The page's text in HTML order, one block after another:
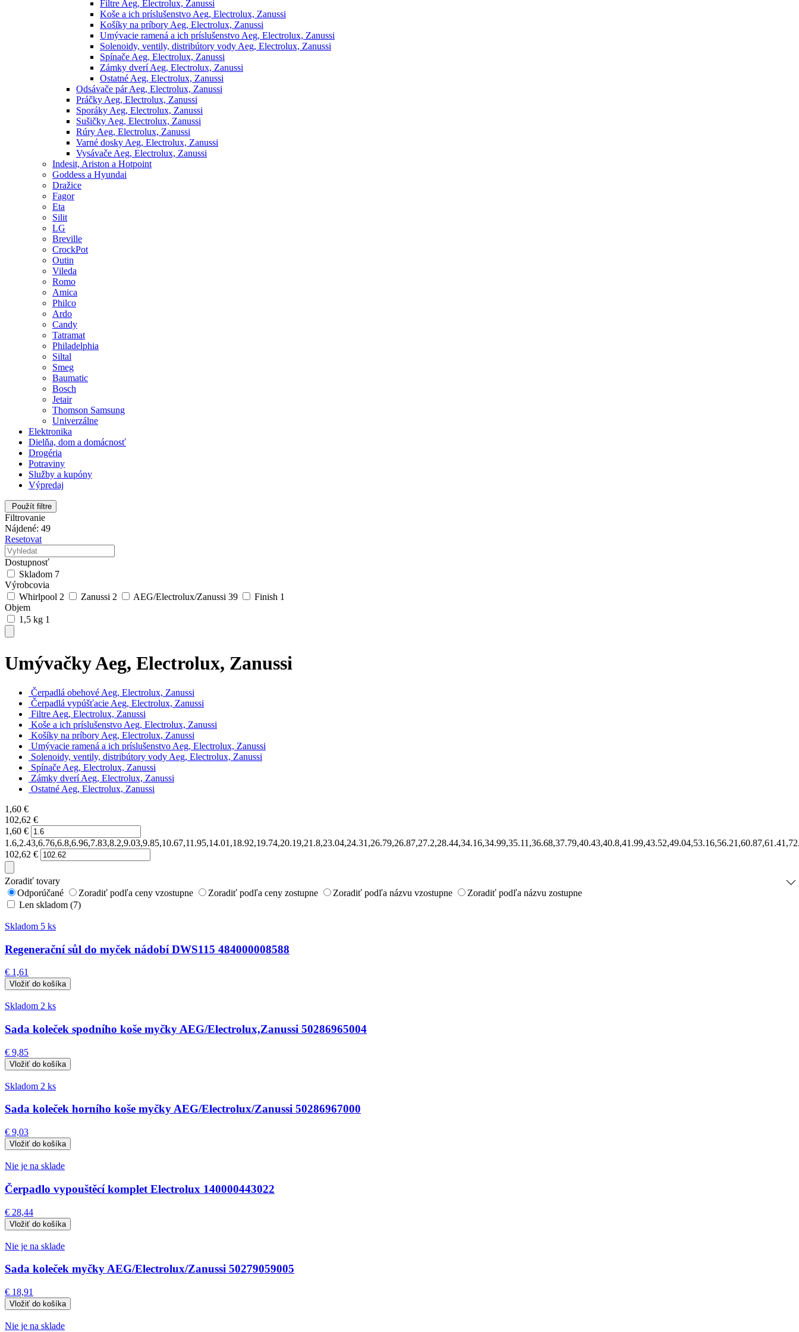
Filtre Aeg, Electrolux, Zanussi
Koše a ich príslušenstvo Aeg, Electrolux, Zanussi
Košíky na príbory Aeg, Electrolux, Zanussi
Umývacie ramená a ich príslušenstvo Aeg, Electrolux, Zanussi
Solenoidy, ventily, distribútory vody Aeg, Electrolux, Zanussi
Spínače Aeg, Electrolux, Zanussi
Zámky dverí Aeg, Electrolux, Zanussi
Ostatné Aeg, Electrolux, Zanussi
Odsávače pár Aeg, Electrolux, Zanussi
Práčky Aeg, Electrolux, Zanussi
Sporáky Aeg, Electrolux, Zanussi
Sušičky Aeg, Electrolux, Zanussi
Rúry Aeg, Electrolux, Zanussi
Varné dosky Aeg, Electrolux, Zanussi
Vysávače Aeg, Electrolux, Zanussi
Indesit, Ariston a Hotpoint
Goddess a Hyundai
Dražice
Fagor
Eta
Silit
LG
Breville
CrockPot
Outin
Vileda
Romo
Amica
Philco
Ardo
Candy
Tatramat
Philadelphia
Siltal
Smeg
Baumatic
Bosch
Jetair
Thomson Samsung
Univerzálne
Elektronika
Dielňa, dom a domácnosť
Drogéria
Potraviny
Služby a kupóny
Výpredaj
Použít filtre
Filtrovanie
Nájdené: 49
Resetovat
Dostupnosť
Skladom 7
Výrobcovia
Whirlpool 2 Zanussi 2 AEG/Electrolux/Zanussi 39 Finish 1
Objem
1,5 kg 1
Umývačky Aeg, Electrolux, Zanussi
Čerpadlá obehové Aeg, Electrolux, Zanussi
Čerpadlá vypúšťacie Aeg, Electrolux, Zanussi
Filtre Aeg, Electrolux, Zanussi
Koše a ich príslušenstvo Aeg, Electrolux, Zanussi
Košíky na príbory Aeg, Electrolux, Zanussi
Umývacie ramená a ich príslušenstvo Aeg, Electrolux, Zanussi
Solenoidy, ventily, distribútory vody Aeg, Electrolux, Zanussi
Spínače Aeg, Electrolux, Zanussi
Zámky dverí Aeg, Electrolux, Zanussi
Ostatné Aeg, Electrolux, Zanussi
1,60 €
102,62 €
1,60 €
102,62 €
Zoradiť tovary
Odporúčané
Zoradiť podľa ceny vzostupne Zoradiť podľa ceny zostupne Zoradiť podľa názvu vzostupne
Zoradiť podľa názvu zostupne
Len skladom (7)
Skladom 5 ks
Regenerační sůl do myček nádobí DWS115 484000008588
€ 1,61
Skladom 2 ks
Sada koleček spodního koše myčky AEG/Electrolux,Zanussi 50286965004
€ 9,85
Skladom 2 ks
Sada koleček horního koše myčky AEG/Electrolux/Zanussi 50286967000
€ 9,03
Nie je na sklade
Čerpadlo vypouštěcí komplet Electrolux 140000443022
€ 28,44
Nie je na sklade
Sada koleček myčky AEG/Electrolux/Zanussi 50279059005
€ 18,91
Nie je na sklade